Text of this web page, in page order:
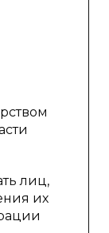
лиц,
их